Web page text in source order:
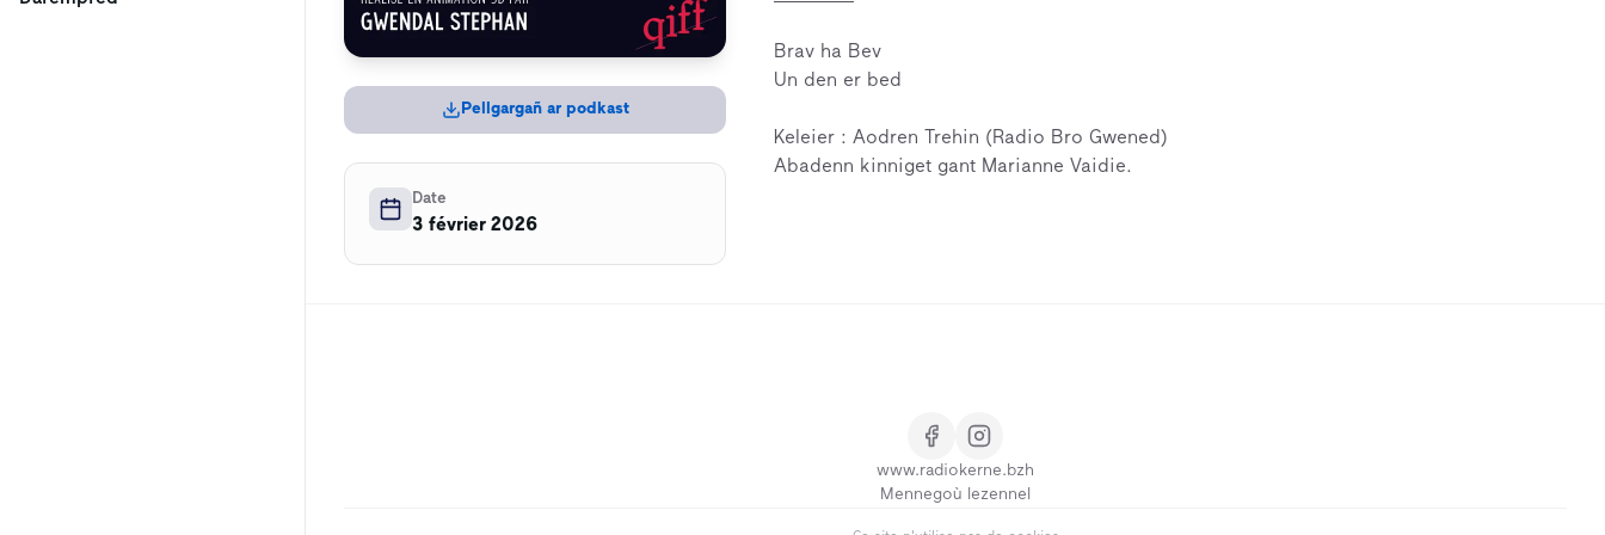
Pellgargañ ar podkast
Date
3 février 2026
Brav ha Bev
Un den er bed
Keleier : Aodren Trehin (Radio Bro Gwened)
Abadenn kinniget gant Marianne Vaidie.
www.radiokerne.bzh
Mennegoù lezennel